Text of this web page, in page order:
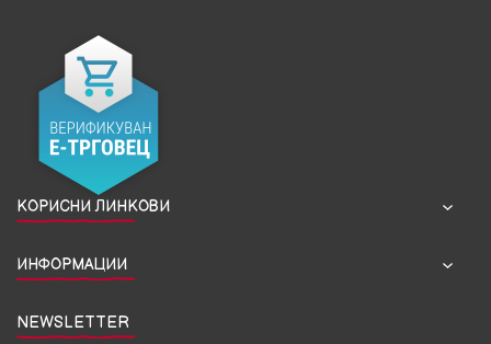
КОРИСНИ ЛИНКОВИ
ИНФОРМАЦИИ
NEWSLETTER